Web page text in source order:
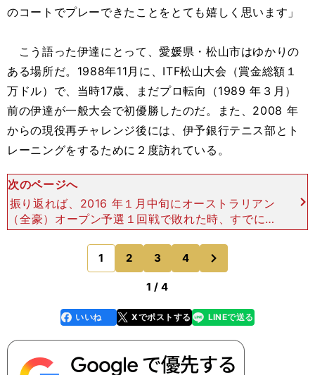
のコートでプレーできたことをとても嬉しく思います」
こう語った伊達にとって、愛媛県・松山市はゆかりの
ある場所だ。1988年11月に、ITF松山大会（賞金総額１
万ドル）で、当時17歳、まだプロ転向（1989 年３月）
前の伊達が一般大会で初優勝したのだ。また、2008 年
からの現役再チャレンジ後には、伊予銀行テニス部とト
レーニングをするために２度訪れている。
次のページへ
振り返れば、2016 年１月中旬にオーストラリアン
（全豪）オープン予選１回戦で敗れた時、すでに亀
裂のあった左ひざの半月板をプレー中にさらに悪化
させて断裂。伊達が現役時代に一度もしたことがな
かった手術を
1 2 3 4
のページへ
1 / 4
faceboo
k
いいね Xでポストする
line LINEで送る